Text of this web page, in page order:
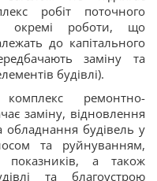
робіт поточного
окремі роботи, що
до капітального
заміну та
будівлі).
ремонтно-
заміну, відновлення
обладнання будівель у
та руйнуванням,
показників, а також
та благоустрою